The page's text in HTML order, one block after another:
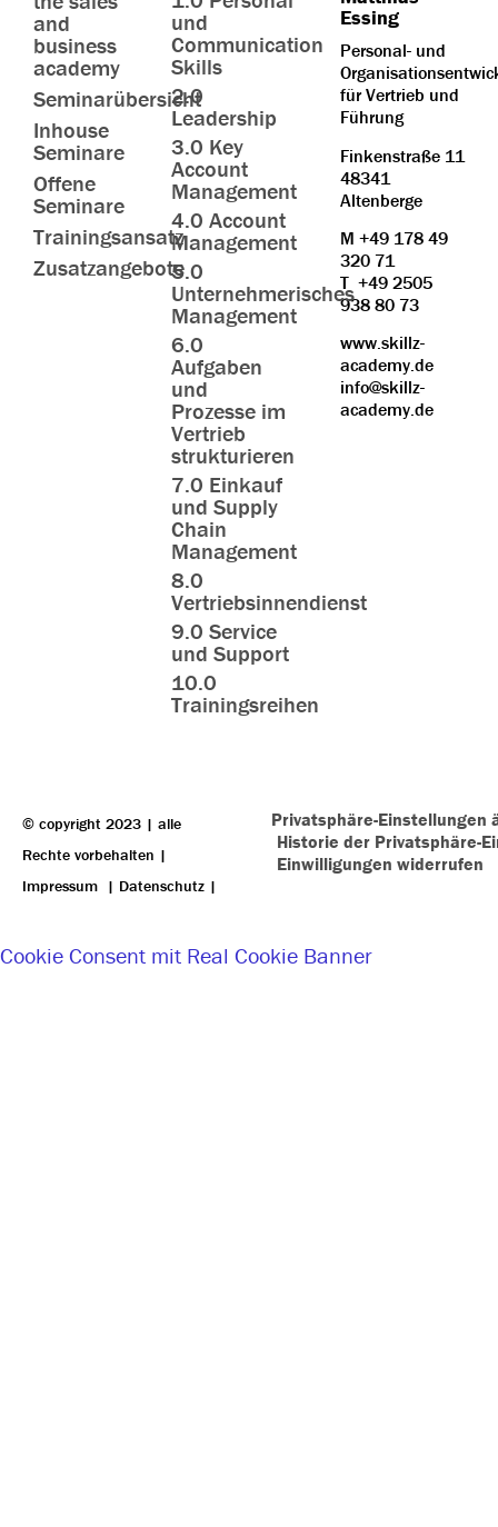
and
business
academy
Seminarübersicht
Inhouse
Seminare
Offene
Seminare
Trainingsansatz
Zusatzangebote
und
Communication
Skills
2.0
Leadership
3.0 Key
Account
Management
4.0 Account
Management
5.0
Unternehmerisches
Management
6.0
Aufgaben
und
Prozesse im
Vertrieb
strukturieren
7.0 Einkauf
und Supply
Chain
Management
8.0
Vertriebsinnendienst
9.0 Service
und Support
10.0
Trainingsreihen
Essing
Personal- und
für Vertrieb und
Führung
Finkenstraße 11
48341
Altenberge
M +49 178 49
320 71
T +49 2505
938 80 73
www.skillz-
academy.de
info@skillz-
academy.de
© copyright 2023 | alle
Rechte vorbehalten |
Impressum | Datenschutz |
Privatsphäre-Einstellungen
Historie der Privatsphäre-
Einwilligungen widerrufen
Cookie Consent mit Real Cookie Banner